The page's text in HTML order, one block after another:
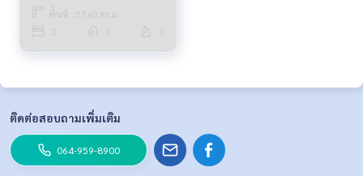
พื้นที่ : 57.60 ตร.ม.
5
ติดต่อสอบถามเพิ่มเติม
064-959-8900